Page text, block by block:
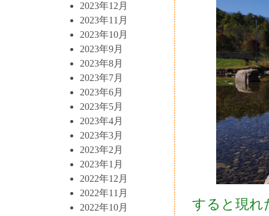
2023年12月
2023年11月
2023年10月
2023年9月
2023年8月
2023年7月
2023年6月
2023年5月
2023年4月
2023年3月
2023年2月
2023年1月
2022年12月
2022年11月
2022年10月
すると現れ